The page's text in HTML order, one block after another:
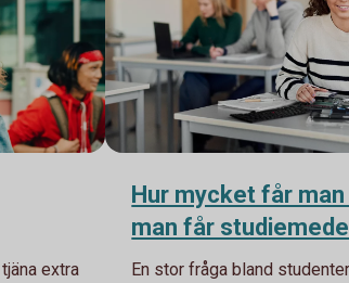
extra
Hur mycket får
man får
En stor fråga bland